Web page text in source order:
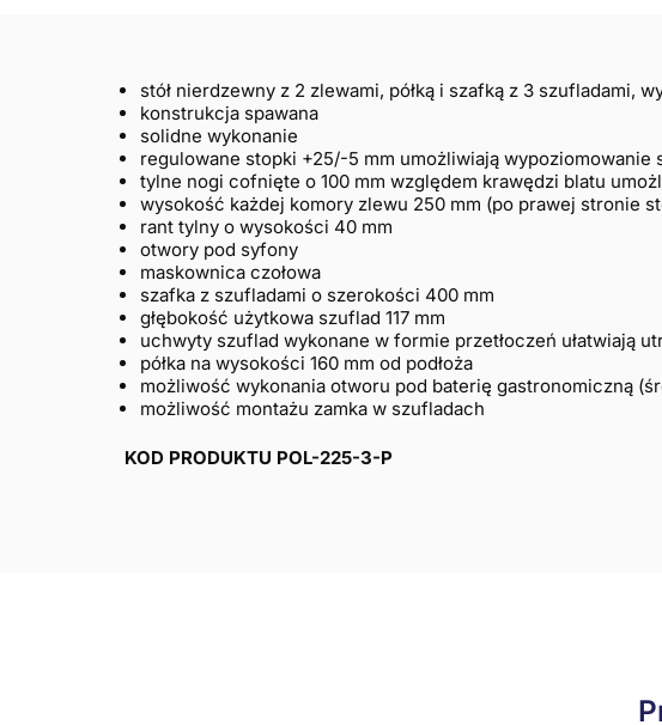
stół nierdzewny z 2 zlewami, półką i szafką z 3 szufladami,
konstrukcja spawana
solidne wykonanie
regulowane stopki +25/-5 mm umożliwiają wypoziomowanie
tylne nogi cofnięte o 100 mm względem krawędzi blatu
wysokość każdej komory zlewu 250 mm (po prawej stronie
rant tylny o wysokości 40 mm
otwory pod syfony
maskownica czołowa
szafka z szufladami o szerokości 400 mm
głębokość użytkowa szuflad 117 mm
uchwyty szuflad wykonane w formie przetłoczeń ułatwiają
półka na wysokości 160 mm od podłoża
możliwość wykonania otworu pod baterię gastronomiczną
możliwość montażu zamka w szufladach
KOD PRODUKTU POL-225-3-P